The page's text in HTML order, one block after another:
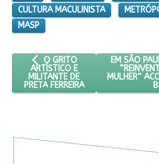
CULTURA MACULINISTA
MASP
ARTIGO ANTERIOR: O GRITO
O GRITO
ARTÍSTICO E
MILITANTE DE
PRETA FERREIRA
PRÓXIMO
EM SÃO
MULHER”